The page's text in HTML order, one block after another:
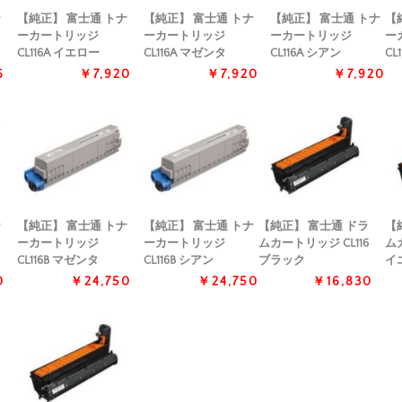
【純正】 富士通 トナ
ーカートリッジ
CL116A イエロー
￥7,920
【純正】 富士通 トナ
ーカートリッジ
CL116A マゼンタ
￥7,920
【純正】 富士通 トナ
ーカートリッジ
CL116A シアン
￥7,920
ー
【純正】 富士通 トナ
ーカートリッジ
CL116B マゼンタ
￥24,750
【純正】 富士通 トナ
ーカートリッジ
CL116B シアン
￥24,750
【純正】 富士通 ドラ
ムカートリッジ CL116
ブラック
￥16,830
ム
イ